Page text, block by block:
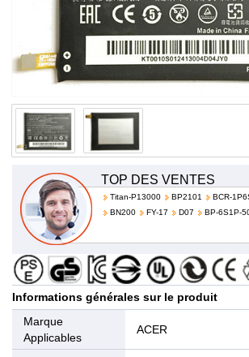
TOP DES VENTES
Titan-P13000 BP2101 BCR-
BN200
FY-17 D07 BP-6S1P-
Informations générales sur le produit
Marque
Applicables
ACER